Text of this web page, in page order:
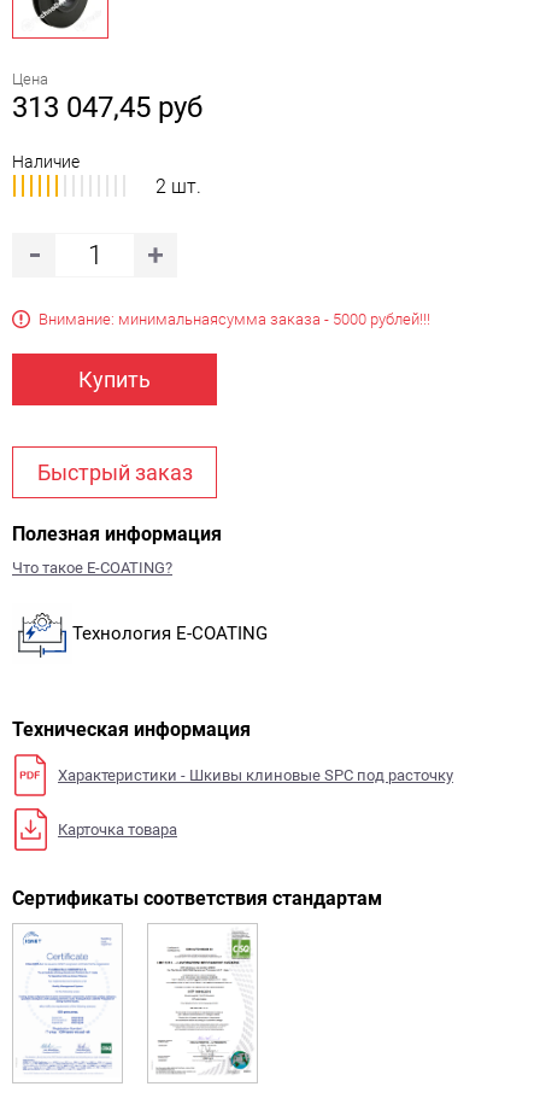
Цена
313 047,45 руб
Наличие
2 шт.
Внимание: минимальнаясумма заказа - 5000 рублей!!!
Купить
Быстрый заказ
Полезная информация
Что такое E-COATING?
Технология E-COATING
Техническая информация
Характеристики - Шкивы клиновые SPC под расточку
Карточка товара
Сертификаты соответствия стандартам